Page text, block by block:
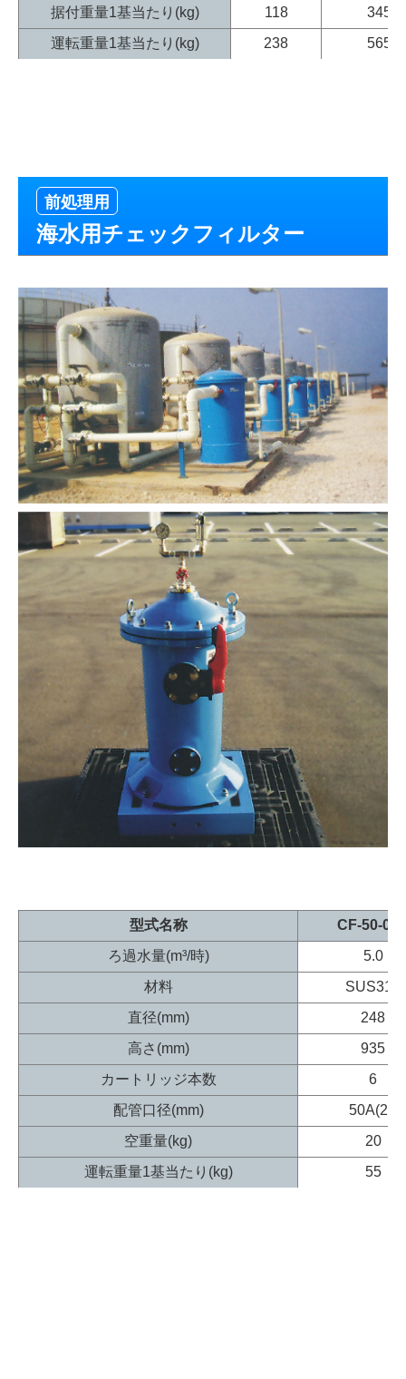
据付重量1基当たり(kg)
118
345
運転重量1基当たり(kg)
238 565
前処理用
海水用チェックフィルター
型式名称
CF-50-
ろ過水量(m³/時)
5.0
材料
SUS316
直径(mm)
248
高さ(mm)
935
カートリッジ本数
6
配管口径(mm)
50A(2")
空重量(kg)
20
運転重量1基当たり(kg)
55